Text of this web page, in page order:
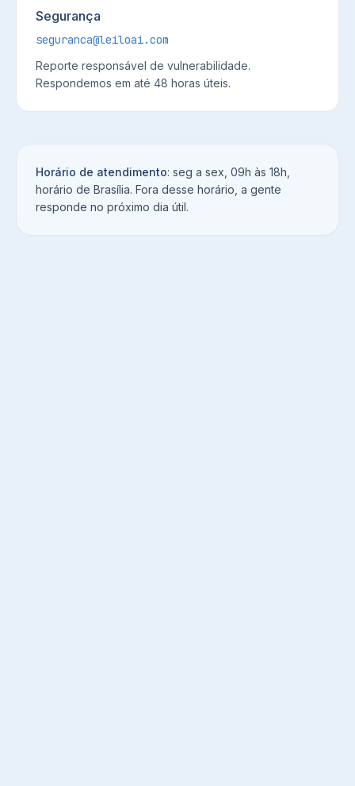
Segurança
seguranca@leiloai.com
Reporte responsável de vulnerabilidade.
Respondemos em até 48 horas úteis.
Horário de atendimento: seg a sex, 09h às 18h,
horário de Brasília. Fora desse horário, a gente
responde no próximo dia útil.